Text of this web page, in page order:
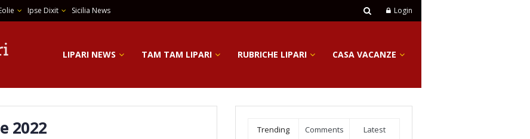
Ipse Dixit Sicilia News Login
LIPARI NEWS TAM TAM LIPARI RUBRICHE LIPARI CASA VACANZE
2022 Trending Comments Latest